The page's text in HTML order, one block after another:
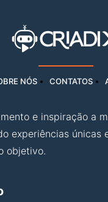
NÓS CONTATOS
e inspiração a
experiências únicas
objetivo.